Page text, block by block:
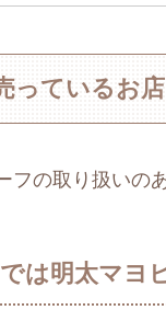
っているお店
の取り扱いの
は明太マヨ